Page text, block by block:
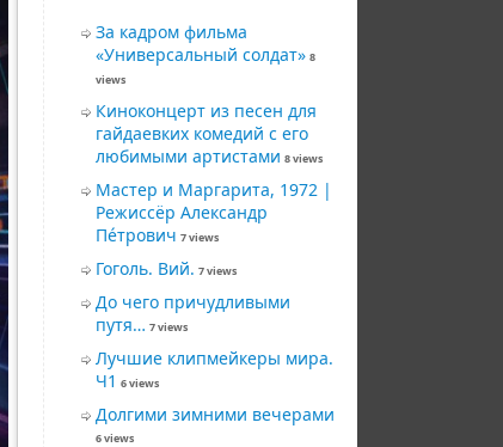
За кадром фильма
«Универсальный солдат» 8
views
Киноконцерт из песен для
гайдаевких комедий с его
любимыми артистами 8 views
Мастер и Маргарита, 1972 |
Режиссёр Александр
Пéтрович 7 views
Гоголь. Вий. 7 views
До чего причудливыми
путя… 7 views
Лучшие клипмейкеры мира.
Ч1 6 views
Долгими зимними вечерами
6 views